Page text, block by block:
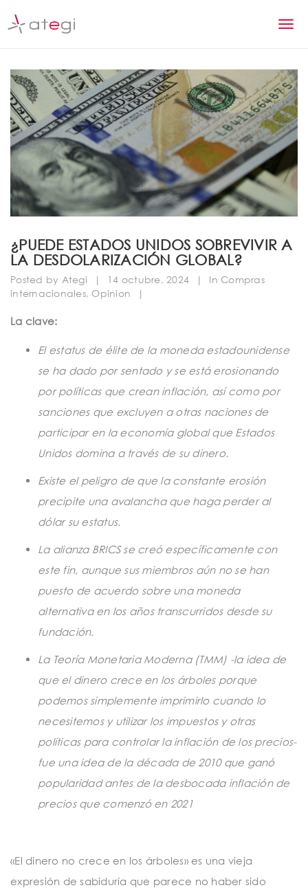
T
g
g
l
e
n
v
i
o
¿PUEDE ESTADOS UNIDOS SOBREVIVIR A
LA DESDOLARIZACIÓN GLOBAL?
Posted by Ategi | 14 octubre, 2024 | In Compras
internacionales, Opinion |
La clave:
El estatus de élite de la moneda estadounidense
se ha dado por sentado y se está erosionando
por políticas que crean inflación, así como por
sanciones que excluyen a otras naciones de
participar en la economía global que Estados
Unidos domina a través de su dinero.
Existe el peligro de que la constante erosión
precipite una avalancha que haga perder al
dólar su estatus.
La alianza BRICS se creó específicamente con
este fin, aunque sus miembros aún no se han
puesto de acuerdo sobre una moneda
alternativa en los años transcurridos desde su
fundación.
La Teoría Monetaria Moderna (TMM) -la idea de
que el dinero crece en los árboles porque
podemos simplemente imprimirlo cuando lo
necesitemos y utilizar los impuestos y otras
políticas para controlar la inflación de los precios-
fue una idea de la década de 2010 que ganó
popularidad antes de la desbocada inflación de
precios que comenzó en 2021
«El dinero no crece en los árboles» es una vieja
expresión de sabiduría que parece no haber sido